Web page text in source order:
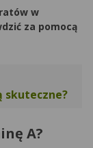
w
za pomocą
skuteczne?
A?